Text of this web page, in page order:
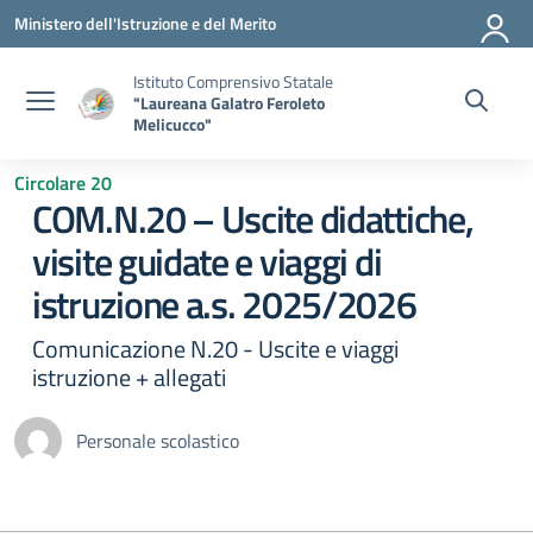
Vai ai contenuti
Vai al menu di navigazione
Vai al footer
Ministero dell'Istruzione e del Merito
Istituto Comprensivo Statale
"Laureana Galatro Feroleto
Melicucco"
Circolare 20
COM.N.20 – Uscite didattiche,
visite guidate e viaggi di
istruzione a.s. 2025/2026
Comunicazione N.20 - Uscite e viaggi
istruzione + allegati
Personale scolastico